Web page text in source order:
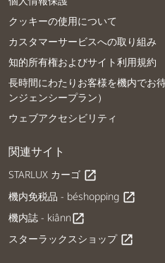
クッキーの使用について
カスタマーサービスへの取り組み
知的所有権およびサイト利用規約
長時間にわたりお客様を機内でお
ンジェンシープラン）
ウェブアクセシビリティ
関連サイト
STARLUX カーゴ open_in_new
機内免税品 - béshopping open_in_new
機内誌 - kiânnopen_in_new
スターラックスショップ open_in_new